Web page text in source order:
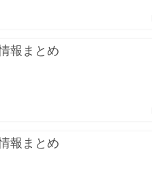
報まとめ
報まとめ